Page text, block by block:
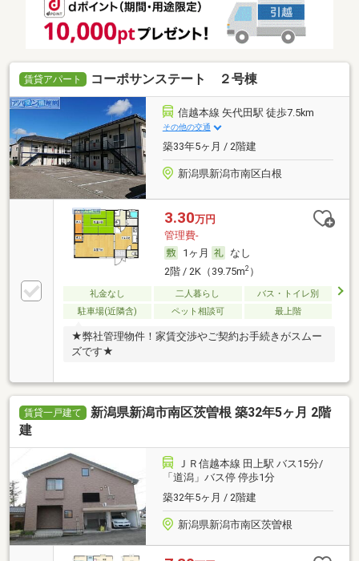
賃貸アパート コーポサンステート ２号棟
信越本線 矢代田駅 徒歩7.5km
その他の交通
築33年5ヶ月 / 2階建
新潟県新潟市南区白根
3.30万円
管理費-
1ヶ月
なし
2階 / 2K（39.75m2）
礼金なし 二人暮らし
バス・トイレ別
駐車場(近隣含)
ペット相談可 最上階
★弊社管理物件！家賃交渉やご契約お手続きがスムー
ズです★
賃貸一戸建て
新潟県新潟市南区茨曽根 築32年5ヶ月 2階
建
ＪＲ信越本線 田上駅 バス15分/
「道潟」バス停 停歩1分
築32年5ヶ月 / 2階建
新潟県新潟市南区茨曽根